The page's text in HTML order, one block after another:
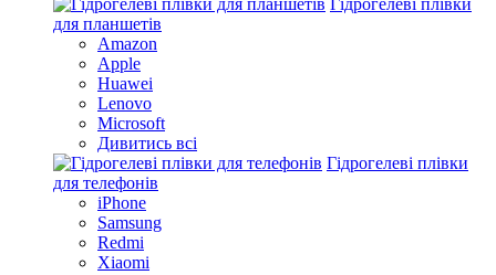
Гідрогелеві плівки
для планшетів
Amazon
Apple
Huawei
Lenovo
Microsoft
Дивитись всі
Гідрогелеві плівки
для телефонів
iPhone
Samsung
Redmi
Xiaomi